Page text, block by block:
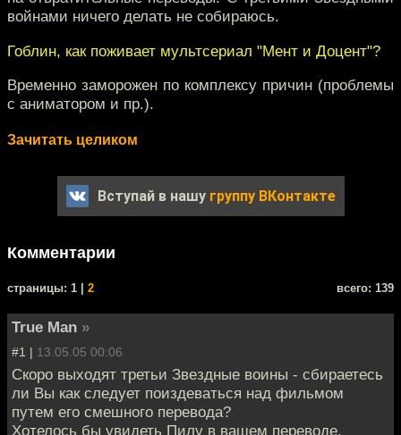
войнами ничего делать не собираюсь.
Гоблин, как поживает мультсериал "Мент и Доцент"?
Временно заморожен по комплексу причин (проблемы
с аниматором и пр.).
Зачитать целиком
Вступай в нашу группу ВКонтакте
Комментарии
cтраницы: 1 | 2 всего: 139
True Man »
#1 | 13.05.05 00:06
Скоро выходят третьи Звездные воины - сбираетесь
ли Вы как следует поиздеваться над фильмом
путем его смешного перевода?
Хотелось бы увидеть Пилу в вашем переводе.